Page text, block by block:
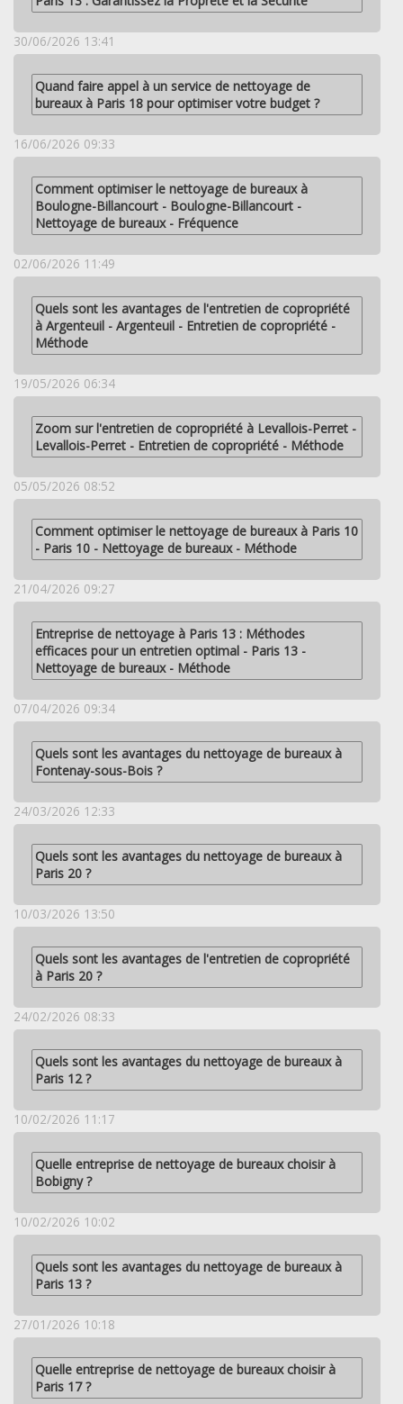
30/06/2026 13:41
Quand faire appel à un service de nettoyage de
bureaux à Paris 18 pour optimiser votre budget ?
16/06/2026 09:33
Comment optimiser le nettoyage de bureaux à
Boulogne-Billancourt - Boulogne-Billancourt -
Nettoyage de bureaux - Fréquence
02/06/2026 11:49
Quels sont les avantages de l'entretien de copropriété
à Argenteuil - Argenteuil - Entretien de copropriété -
Méthode
19/05/2026 06:34
Zoom sur l'entretien de copropriété à Levallois-Perret -
Levallois-Perret - Entretien de copropriété - Méthode
05/05/2026 08:52
Comment optimiser le nettoyage de bureaux à Paris 10
- Paris 10 - Nettoyage de bureaux - Méthode
21/04/2026 09:27
Entreprise de nettoyage à Paris 13 : Méthodes
efficaces pour un entretien optimal - Paris 13 -
Nettoyage de bureaux - Méthode
07/04/2026 09:34
Quels sont les avantages du nettoyage de bureaux à
Fontenay-sous-Bois ?
24/03/2026 12:33
Quels sont les avantages du nettoyage de bureaux à
Paris 20 ?
10/03/2026 13:50
Quels sont les avantages de l'entretien de copropriété
à Paris 20 ?
24/02/2026 08:33
Quels sont les avantages du nettoyage de bureaux à
Paris 12 ?
10/02/2026 11:17
Quelle entreprise de nettoyage de bureaux choisir à
Bobigny ?
10/02/2026 10:02
Quels sont les avantages du nettoyage de bureaux à
Paris 13 ?
27/01/2026 10:18
Quelle entreprise de nettoyage de bureaux choisir à
Paris 17 ?